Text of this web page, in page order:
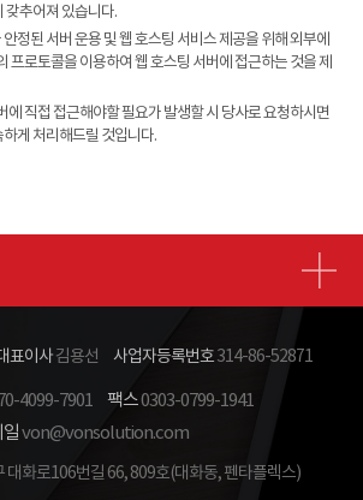
갖추어져 있습니다.
정된 서버 운용 및 웹 호스팅 서비스 제공을 위해 외부에
프로토콜을 이용하여 웹 호스팅 서버에 접근하는 것을 제
에 직접 접근해야할 필요가 발생할 시 당사로 요청하시면
게 처리해드릴 것입니다.
표이사김용선 사업자등록번호314-86-52871
4099-7901 팩스0303-0799-1941
일von@vonsolution.com
대화로106번길 66, 809호(대화동, 펜타플렉스)